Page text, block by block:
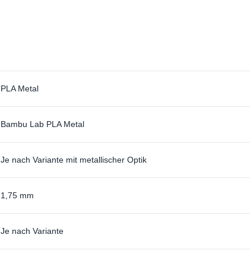
PLA Metal
Bambu Lab PLA Metal
Je nach Variante mit metallischer Optik
1,75 mm
Je nach Variante